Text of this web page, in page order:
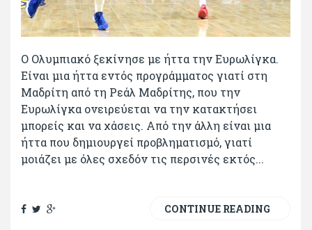
Ο Ολυμπιακό ξεκίνησε με ήττα την Ευρωλίγκα.
Είναι μια ήττα εντός προγράμματος γιατί στη
Μαδρίτη από τη Ρεάλ Μαδρίτης, που την
Ευρωλίγκα ονειρεύεται να την κατακτήσει
μπορείς και να χάσεις. Από την άλλη είναι μια
ήττα που δημιουργεί προβληματισμό, γιατί
μοιάζει με όλες σχεδόν τις περσινές εκτός...
CONTINUE READING